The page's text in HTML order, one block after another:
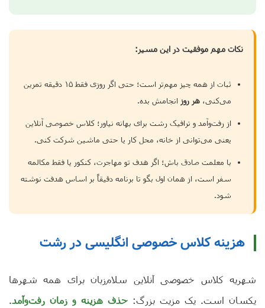
نکات مهم موفقیت در این مسیر:
ثبات از همه چیز مهم‌تر است؛ حتی اگر روزی فقط ۱۵ دقیقه تمرین
می‌کنی، هر روز انجامش بده.
از رفت‌وآمد و ترافیک رشت برای بهانه نیاور؛ کلاس خصوصی آنلاین
یعنی می‌توانی از خانه، محل کار یا حتی ماشین شرکت کنی.
با معلمت صادق باش؛ اگر هدف تو مهاجرت، کنکور یا فقط مکالمه
سفر است، از همان اول بگو تا برنامه دقیقاً بر اساس هدفت نوشته
شود.
هزینه کلاس خصوصی انگلیسی در رشت
شهریه کلاس خصوصی آنلاین سلام‌زبان برای همه شهرها
یکسان است. یک مزیت بزرگ: حذف هزینه و زمان رفت‌وآمد